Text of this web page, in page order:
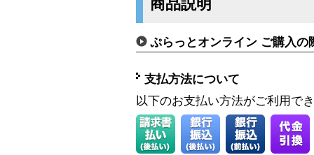
商品説明
ぷらっとオンライン ご購入の
支払方法について
以下のお支払い方法がご利用で